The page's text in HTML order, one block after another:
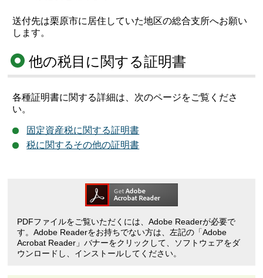
送付先は栗原市に居住していた地区の総合支所へお願い
します。
他の税目に関する証明書
各種証明書に関する詳細は、次のページをご覧くださ
い。
固定資産税に関する証明書
税に関するその他の証明書
PDFファイルをご覧いただくには、Adobe Readerが必要で
す。Adobe Readerをお持ちでない方は、左記の「Adobe
Acrobat Reader」バナーをクリックして、ソフトウェアをダ
ウンロードし、インストールしてください。